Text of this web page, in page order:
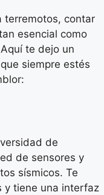
terremotos, contar
esencial como
te dejo un
siempre estés
de
de sensores y
sísmicos. Te
y tiene una interfaz